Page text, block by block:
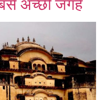
अच्छी जगहें